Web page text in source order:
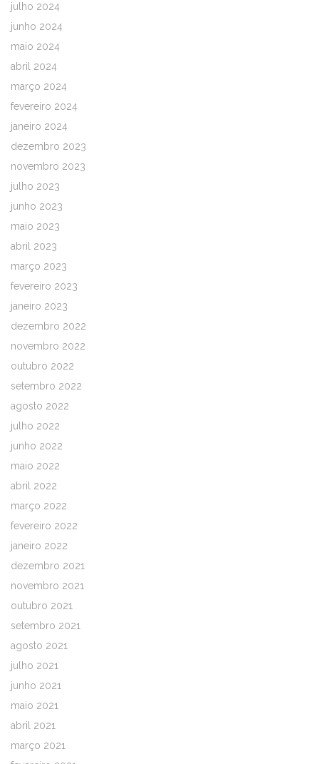
julho 2024
junho 2024
maio 2024
abril 2024
março 2024
fevereiro 2024
janeiro 2024
dezembro 2023
novembro 2023
julho 2023
junho 2023
maio 2023
abril 2023
março 2023
fevereiro 2023
janeiro 2023
dezembro 2022
novembro 2022
outubro 2022
setembro 2022
agosto 2022
julho 2022
junho 2022
maio 2022
abril 2022
março 2022
fevereiro 2022
janeiro 2022
dezembro 2021
novembro 2021
outubro 2021
setembro 2021
agosto 2021
julho 2021
junho 2021
maio 2021
abril 2021
março 2021